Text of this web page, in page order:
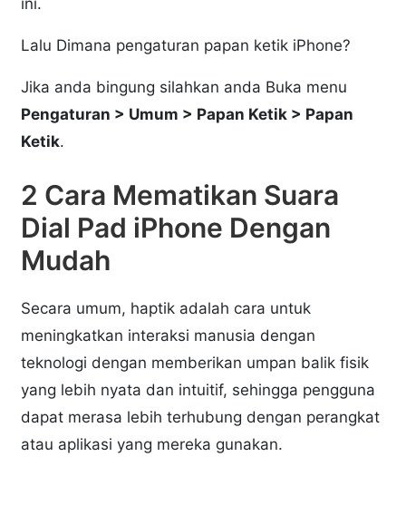
Lalu Dimana pengaturan papan ketik iPhone?
Jika anda bingung silahkan anda Buka menu
Pengaturan > Umum > Papan Ketik > Papan
Ketik.
2 Cara Mematikan Suara
Dial Pad iPhone Dengan
Mudah
Secara umum, haptik adalah cara untuk
meningkatkan interaksi manusia dengan
teknologi dengan memberikan umpan balik fisik
yang lebih nyata dan intuitif, sehingga pengguna
dapat merasa lebih terhubung dengan perangkat
atau aplikasi yang mereka gunakan.